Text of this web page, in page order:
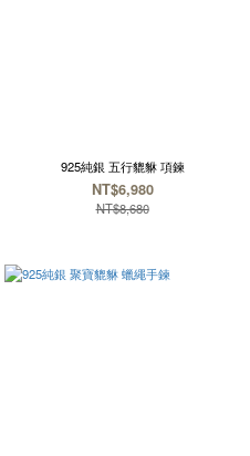
925純銀 五行貔貅 項鍊
NT$6,980
NT$8,680